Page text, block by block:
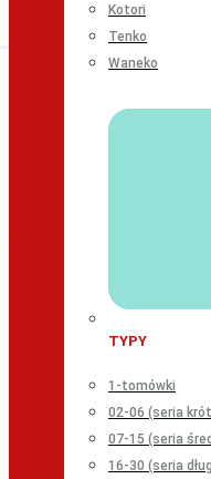
Kotori
Tenko
Waneko
TYPY
1-tomówki
02-06 (seria
07-15 (seria
16-30 (seria